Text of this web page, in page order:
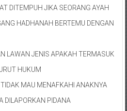
DITEMPUH JIKA SEORANG AYAH
HADHANAH BERTEMU DENGAN
LAWAN JENIS APAKAH TERMASUK
HUKUM
MAU MENAFKAHI ANAKNYA
DILAPORKAN PIDANA